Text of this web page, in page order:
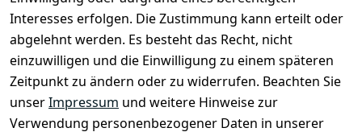
Interesses erfolgen. Die Zustimmung kann erteilt oder
abgelehnt werden. Es besteht das Recht, nicht
einzuwilligen und die Einwilligung zu einem späteren
Zeitpunkt zu ändern oder zu widerrufen. Beachten Sie
unserImpressum und weitere Hinweise zur
Verwendung personenbezogener Daten in unserer
Impressum
Datenschutze
rklärung
Barrierefreihe
itserklärung
Widerrufsrec
Registrieren